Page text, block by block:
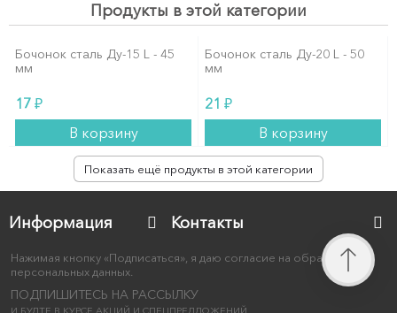
Продукты в этой категории
Бочонок сталь Ду-15 L - 45
мм
17 ₽
В корзину
Бочонок сталь Ду-20 L - 50
мм
21 ₽
В корзину
Показать ещё продукты в этой категории
Информация Контакты
Нажимая кнопку «Подписаться», я даю согласие на обработку
персональных данных.
ПОДПИШИТЕСЬ НА РАССЫЛКУ
И БУДТЕ В КУРСЕ АКЦИЙ И СПЕЦПРЕДЛОЖЕНИЙ